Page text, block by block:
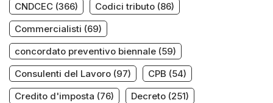
CNDCEC (366) Codici tributo (86)
Commercialisti (69)
concordato preventivo biennale (59)
Consulenti del Lavoro (97) CPB (54)
Credito d'imposta (76) Decreto (251)